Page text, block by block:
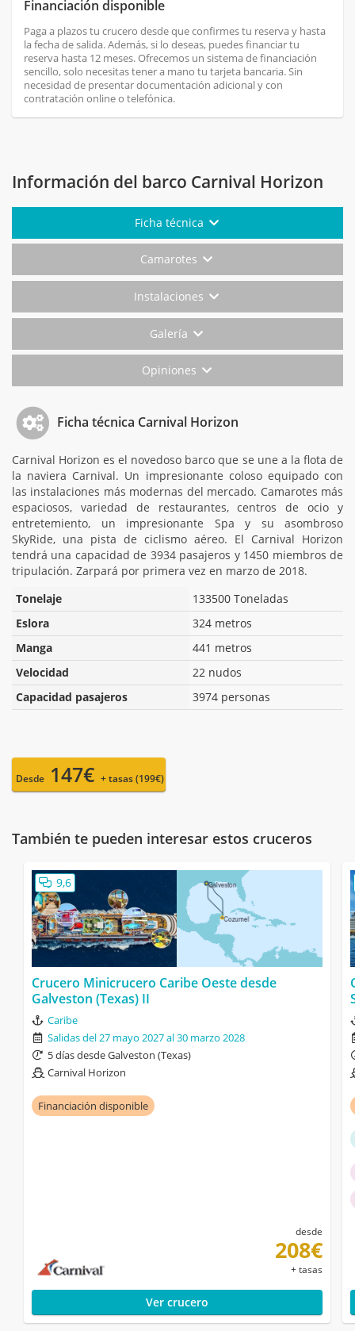
Financiación disponible
Paga a plazos tu crucero desde que confirmes tu reserva y hasta
la fecha de salida. Además, si lo deseas, puedes financiar tu
reserva hasta 12 meses. Ofrecemos un sistema de financiación
sencillo, solo necesitas tener a mano tu tarjeta bancaria. Sin
necesidad de presentar documentación adicional y con
contratación online o telefónica.
Información del barco Carnival Horizon
Ficha técnica
Camarotes
Instalaciones
Galería
Opiniones
Ficha técnica Carnival Horizon
Carnival Horizon es el novedoso barco que se une a la flota de
la naviera Carnival. Un impresionante coloso equipado con
las instalaciones más modernas del mercado. Camarotes más
espaciosos, variedad de restaurantes, centros de ocio y
entretemiento, un impresionante Spa y su asombroso
SkyRide, una pista de ciclismo aéreo. El Carnival Horizon
tendrá una capacidad de 3934 pasajeros y 1450 miembros de
tripulación. Zarpará por primera vez en marzo de 2018.
Tonelaje
133500 Toneladas
Eslora
324 metros
Manga
441 metros
Velocidad
22 nudos
Capacidad pasajeros
3974 personas
Desde 147€ + tasas (199€)
También te pueden interesar estos cruceros
9,6
Crucero Minicrucero Caribe Oeste desde
Galveston (Texas) II
Caribe
Salidas del 27 mayo 2027 al 30 marzo 2028
5 días desde Galveston (Texas)
Carnival Horizon
Financiación disponible
desde
208€
+ tasas
Ver crucero